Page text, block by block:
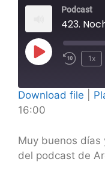
Podcast
Play
1x
SHARE
LINK
EMBED
Download file
16:00
Muy buenos
del podcast de